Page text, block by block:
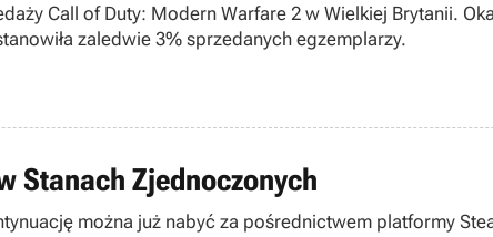
Call of Duty: Modern Warfare 2 w Wielkiej Brytanii.
zaledwie 3% sprzedanych egzemplarzy.
Stanach Zjednoczonych
można już nabyć za pośrednictwem platformy